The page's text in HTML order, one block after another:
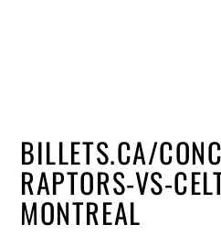
BILLETS.CA/
RAPTORS-VS-
MONTREAL